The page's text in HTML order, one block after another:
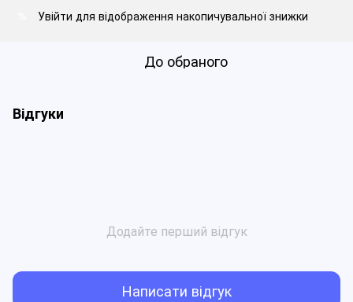
Увійти для відображення накопичувальної знижки
До обраного
Відгуки
Додайте перший відгук
Написати відгук